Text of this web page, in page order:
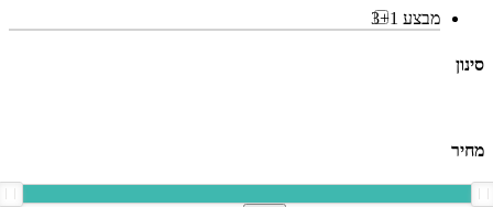
מבצע 3+1
סינון
מחיר